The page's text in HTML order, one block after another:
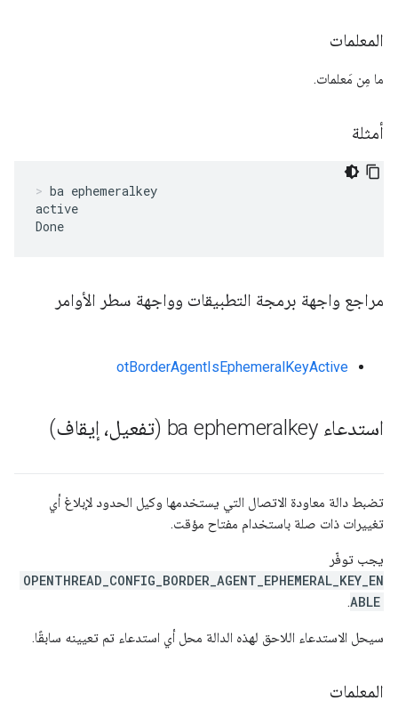
المعلمات
ما مِن مَعلمات.
أمثلة
ba ephemeralkey
active
Done
مراجع واجهة برمجة التطبيقات وواجهة سطر الأوامر
otBorderAgentIsEphemeralKeyActive
استدعاء ba ephemeralkey (تفعيل، إيقاف)
تضبط دالة معاودة الاتصال التي يستخدمها وكيل الحدود لإبلاغ أي
تغييرات ذات صلة باستخدام مفتاح مؤقت.
يجب توفّر
OPENTHREAD_CONFIG_BORDER_AGENT_EPHEMERAL_KEY_EN
ABLE
.
سيحل الاستدعاء اللاحق لهذه الدالة محل أي استدعاء تم تعيينه سابقًا.
المعلمات